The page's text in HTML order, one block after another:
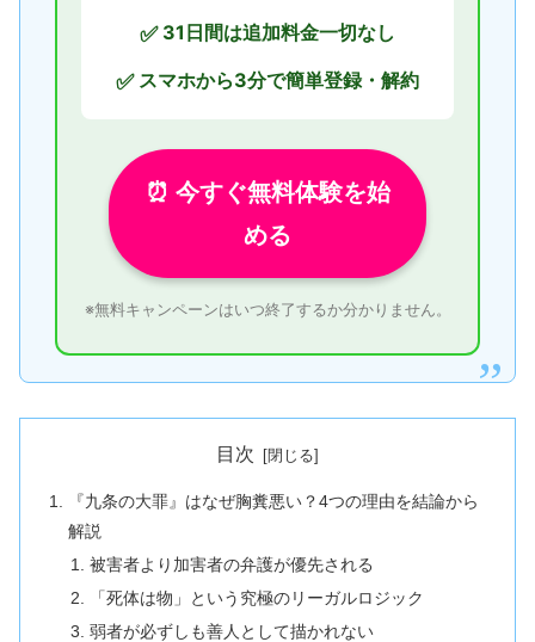
✅31日間は追加料金一切なし
✅スマホから3分で簡単登録・解約
⏰ 今すぐ無料体験を始
める
※無料キャンペーンはいつ終了するか分かりません。
目次
『九条の大罪』はなぜ胸糞悪い？4つの理由を結論から
解説
被害者より加害者の弁護が優先される
「死体は物」という究極のリーガルロジック
弱者が必ずしも善人として描かれない